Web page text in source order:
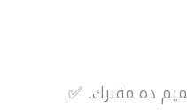
ده مفبرك. ✅